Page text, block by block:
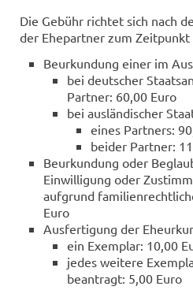
Die Gebühr richtet sich nach
der Ehepartner zum Zeitpunkt
Beurkundung einer im
bei deutscher
Partner: 60,00 Euro
bei ausländischer
eines Partners:
beider Partner:
Beurkundung oder
Einwilligung oder
aufgrund
Euro
Ausfertigung der
ein Exemplar: 10,00
jedes weitere
beantragt: 5,00 Euro